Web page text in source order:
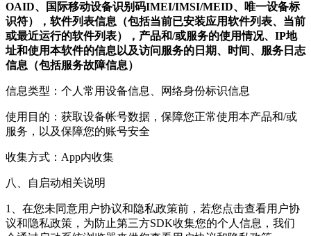
OAID、国际移动设备识别码IMEI/IMSI/MEID、唯一设备标
识符），软件列表信息（包括当前已安装应用软件列表、当前
或最近运行的软件列表），产品和/或服务的使用情况、IP地
址和使用本软件的信息以及访问服务的日期、时间、服务日志
信息（包括服务故障信息）
信息类型：个人常用设备信息、网络身份标识信息
使用目的：获取设备帐号数据，保障您正常使用本产品和/或
服务，以及保障您的账号安全
收集方式：App内收集
八、自启动相关说明
1、在您未同意用户协议和隐私政策前，若您点击查看用户协
议和隐私政策，为防止第三方SDK收集您的个人信息，我们